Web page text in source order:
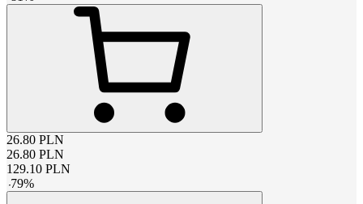
26.80 PLN
26.80 PLN
129.10 PLN
-79%